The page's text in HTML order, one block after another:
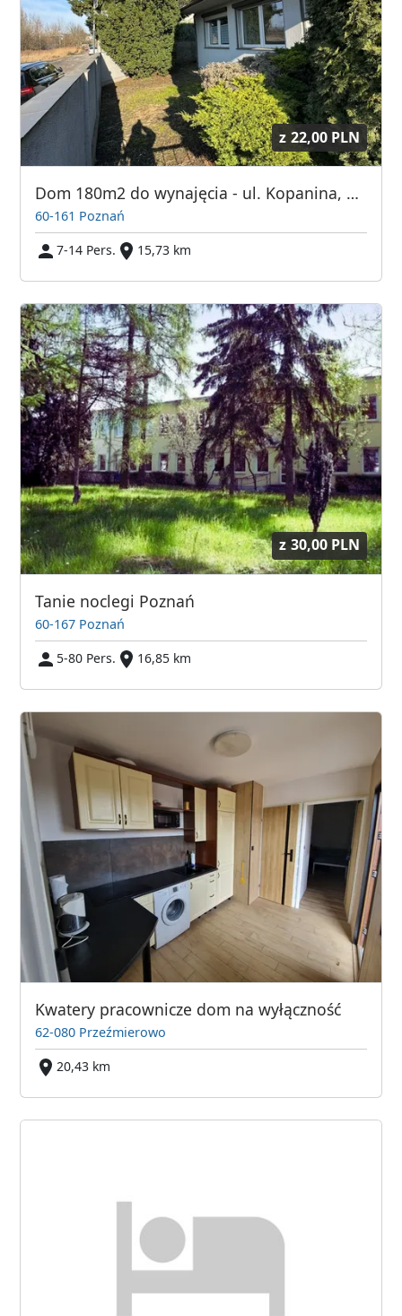
z 22,00 PLN
Dom 180m2 do wynajęcia - ul. Kopanina, Górczyn, 7 pokoi
60-161 Poznań
7-14 Pers.
15,73 km
z 30,00 PLN
Tanie noclegi Poznań
60-167 Poznań
5-80 Pers.
16,85 km
Kwatery pracownicze dom na wyłączność
62-080 Przeźmierowo
20,43 km